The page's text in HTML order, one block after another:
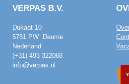
VERPAS B.V.
Dukaat 10
5751 PW Deurne
Nederland
(+31) 493 322068
info@verpas.nl